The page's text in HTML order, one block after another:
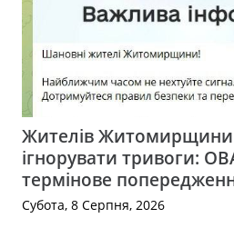
Жителів Житомирщини
ігнорувати тривоги:
термінове
Субота, 8 Серпня, 2026